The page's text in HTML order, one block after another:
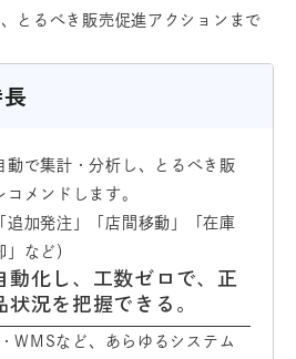
とるべき販売促進アクションまで
動で集計・分析し、とるべき販
メンドします。
追加発注」「店間移動」「在庫
など）
動化し、工数ゼロで、正
況を把握できる。
WMSなど、あらゆるシステム